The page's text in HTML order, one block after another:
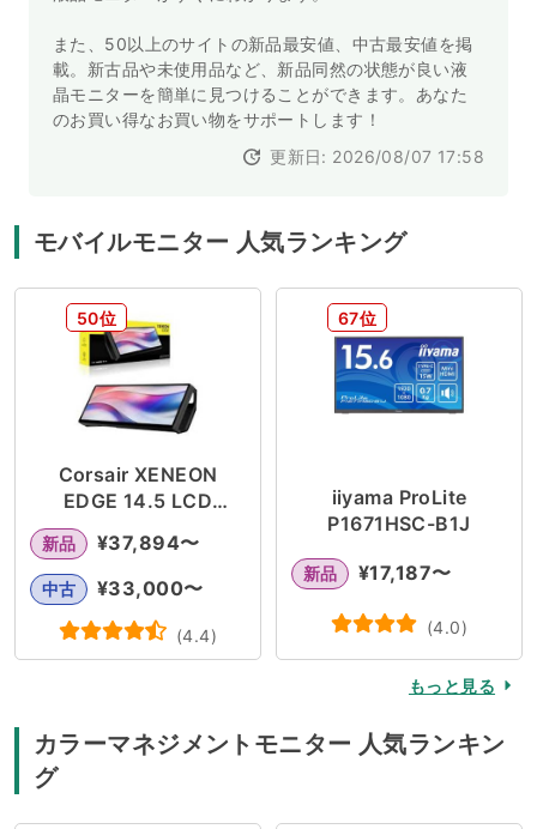
また、50以上のサイトの新品最安値、中古最安値を掲
載。新古品や未使用品など、新品同然の状態が良い液
晶モニターを簡単に見つけることができます。あなた
のお買い得なお買い物をサポートします！
更新日: 2026/08/07 17:58
モバイルモニター 人気ランキング
50位
Corsair XENEON
EDGE 14.5 LCD
Touchscreen
新品 ¥37,894〜
中古 ¥33,000〜
(4.4)
67位
iiyama ProLite
P1671HSC-B1J
新品 ¥17,187〜
(4.0)
もっと見る
カラーマネジメントモニター 人気ランキン
グ